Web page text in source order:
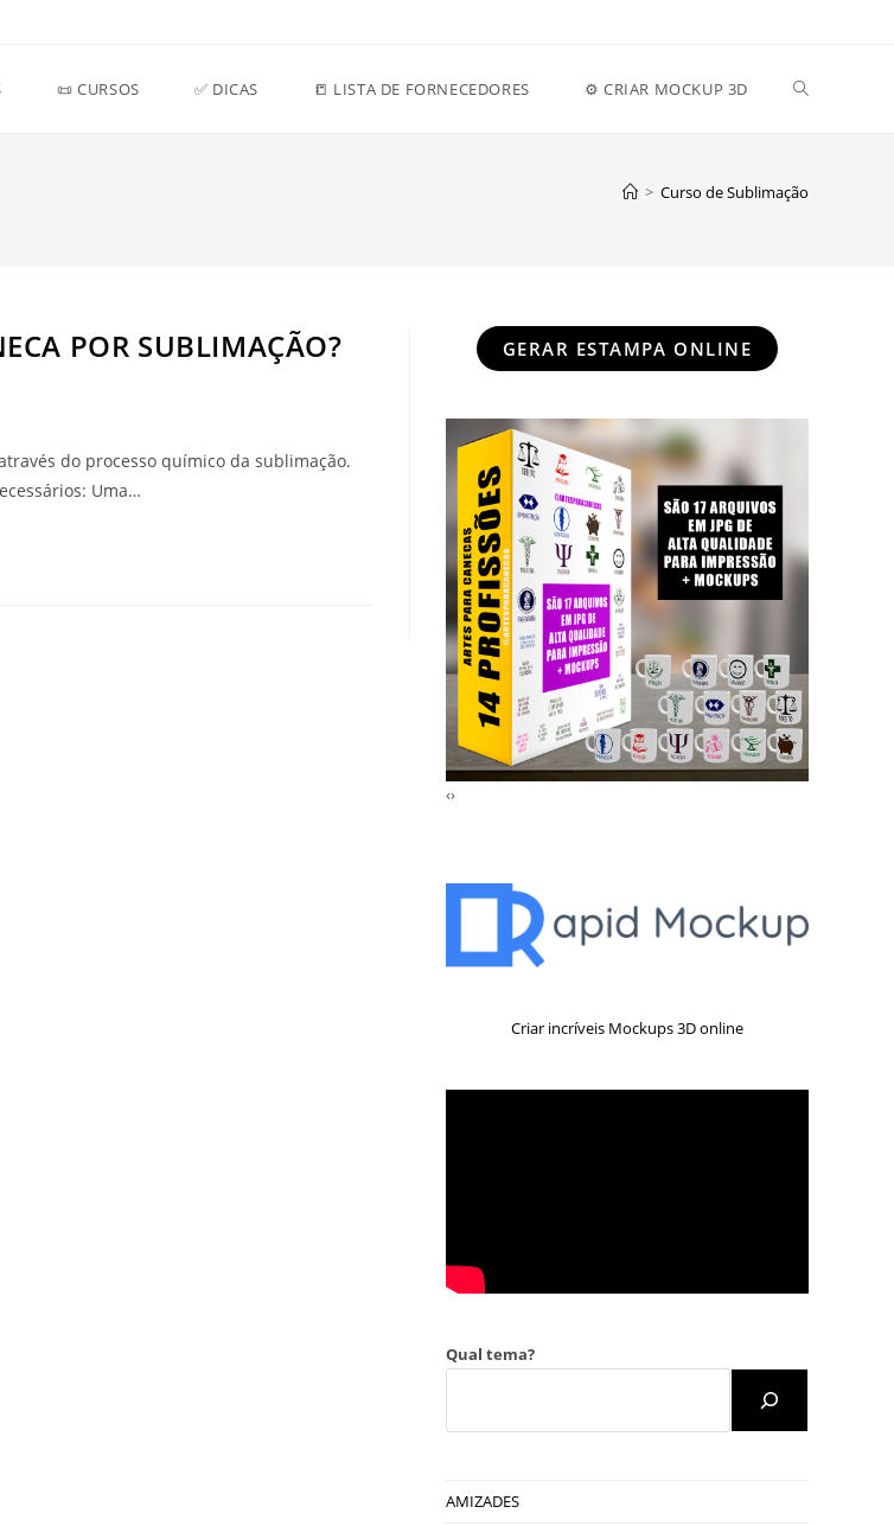
📜 CURSOS ✅ DICAS 📒 LISTA DE FORNECEDORES ⚙️ CRIAR MOCKUP 3D Alternar
> Curso de Sublimação
POR SUBLIMAÇÃO?
do processo químico da sublimação.
Uma…
GERAR ESTAMPA ONLINE
‹›
Criar incríveis Mockups 3D online
Qual tema?
AMIZADES